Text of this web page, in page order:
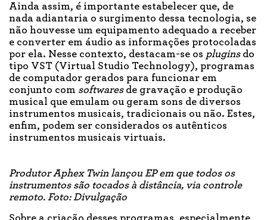
Ainda assim, é importante estabelecer que, de
nada adiantaria o surgimento dessa tecnologia, se
não houvesse um equipamento adequado a receber
e converter em áudio as informações protocoladas
por ela. Nesse contexto, destacam-se os pluginsdo
tipo VST (Virtual Studio Technology), programas
de computador gerados para funcionar em
conjunto com softwaresde gravação e produção
musical que emulam ou geram sons de diversos
instrumentos musicais, tradicionais ou não. Estes,
enfim, podem ser considerados os autênticos
instrumentos musicais virtuais.
Produtor Aphex Twin lançou EP em que todos os
instrumentos são tocados à distância, via controle
remoto. Foto: Divulgação